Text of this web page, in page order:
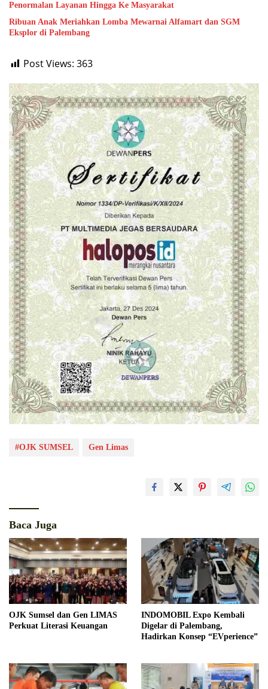
Penormalan Layanan Hingga Ke Masyarakat
Ribuan Anak Meriahkan Lomba Mewarnai Alfamart dan SGM
Eksplor di Palembang
Post Views: 363
#OJK SUMSEL Gen Limas
Baca Juga
OJK Sumsel dan Gen LIMAS
Perkuat Literasi Keuangan
INDOMOBIL Expo Kembali
Digelar di Palembang,
Hadirkan Konsep “EVperience”